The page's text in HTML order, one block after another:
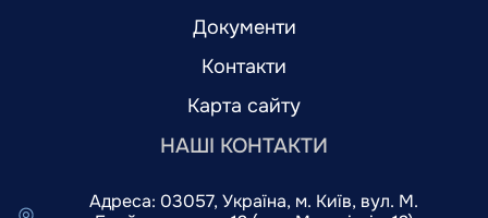
Документи
Контакти
Карта сайту
НАШІ КОНТАКТИ
Адреса: 03057, Україна, м. Київ, вул. М.